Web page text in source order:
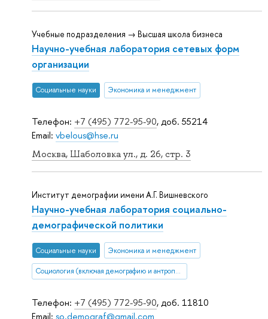
Телефон: +7 (495) 772-95-90, доб. 55214
Email: vbelous@hse.ru
Москва, Шаболовка ул., д. 26, стр. 3
Учебные подразделения → Высшая школа бизнеса
Научно-учебная лаборатория сетевых форм
организации
Социальные науки Экономика и менеджмент
Телефон: +7 (495) 772-95-90, доб. 11810
Email: so.demograf@gmail.com
Институт демографии имени А.Г. Вишневского
Научно-учебная лаборатория социально-
демографической политики
Социальные науки Экономика и менеджмент
Социология (включая демографию и антропологию)